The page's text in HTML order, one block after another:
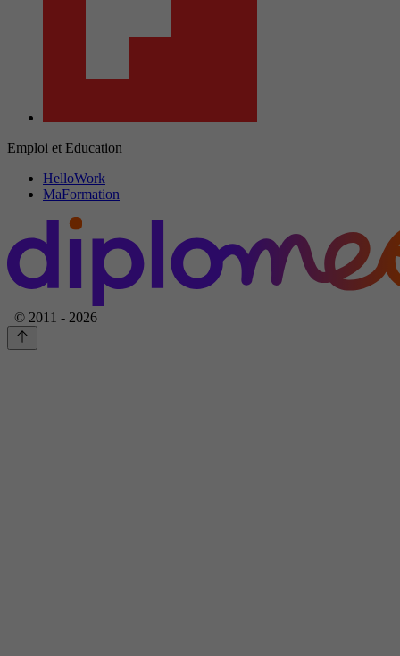
Emploi et Education
HelloWork
MaFormation
© 2011 - 2026